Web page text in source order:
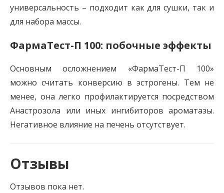
универсальность – подходит как для сушки, так и
для набора массы.
ФармаТест-П 100: побочные эффекты
Основным осложнением «ФармаТест-П 100»
можно считать конверсию в эстрогены. Тем не
менее, она легко профилактируется посредством
Анастрозола или иных ингибиторов ароматазы.
Негативное влияние на печень отсутствует.
Отзывы
Отзывов пока нет.